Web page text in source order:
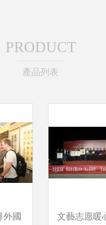
PRODUCT
產品列表
外國 文藝志愿暖